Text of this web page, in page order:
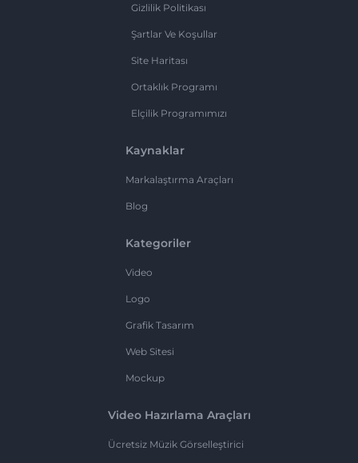
Gizlilik Politikası
Şartlar Ve Koşullar
Site Haritası
Ortaklık Programı
Elçilik Programımızı
Kaynaklar
Markalaştırma Araçları
Blog
Kategoriler
Video
Logo
Grafik Tasarım
Web Sitesi
Mockup
Video Hazırlama Araçları
Ücretsiz Müzik Görselleştirici